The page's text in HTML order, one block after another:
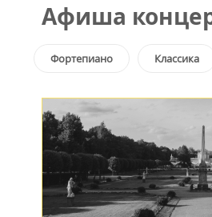
Афиша
Фортепиано Классика